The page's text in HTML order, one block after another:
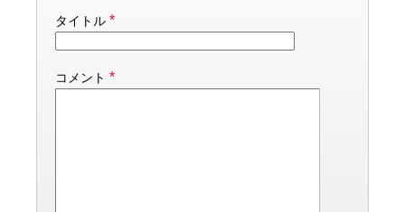
タイトル *
コメント *